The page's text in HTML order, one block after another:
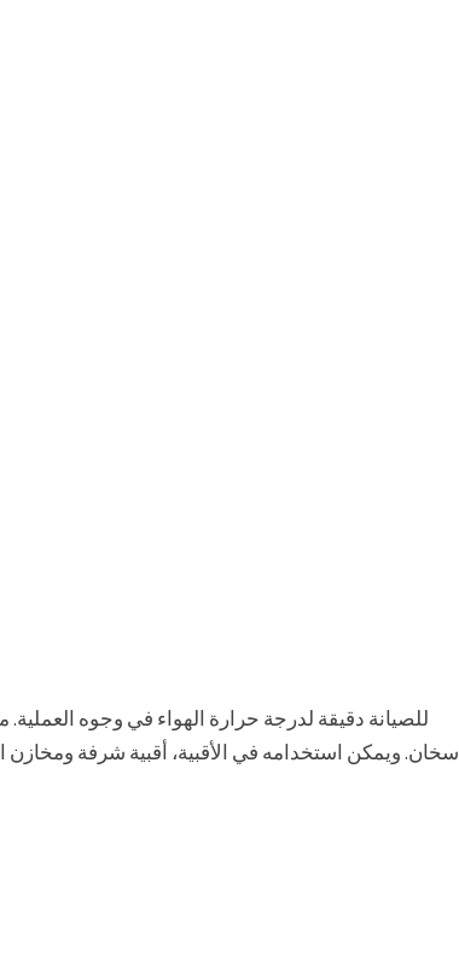
سخان. ويمكن استخدامه في الأقبية، أقبية شرفة